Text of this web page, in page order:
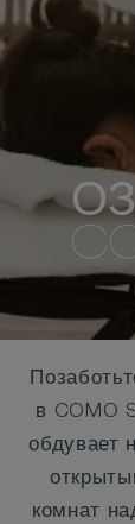
в COMO
обдувает
комнат